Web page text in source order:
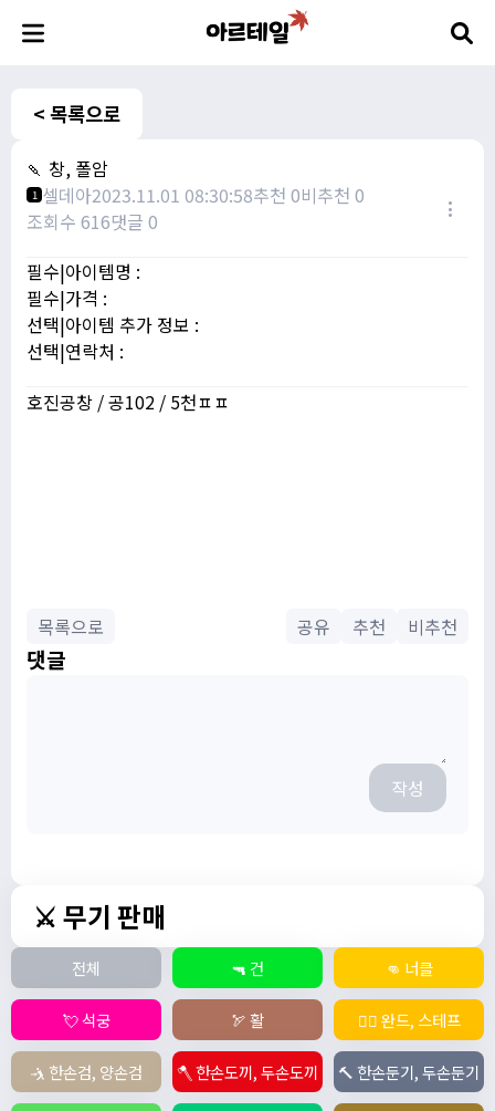
< 목록으로
🍡 창, 폴암
1 셀데아2023.11.01 08:30:58추천 0비추천 0
조회수 616댓글 0
필수|아이템명 :
필수|가격 :
선택|아이템 추가 정보 :
선택|연락처 :
호진공창 / 공102 / 5천ㅍㅍ
목록으로 공유 추천 비추천
댓글
작성
⚔️ 무기 판매
전체 🔫 건 👊 너클
💘 석궁 🏹 활 🧙‍♀️ 완드, 스테프
🤺 한손검, 양손검 🪓 한손도끼, 두손도끼 🔨 한손둔기, 두손둔기